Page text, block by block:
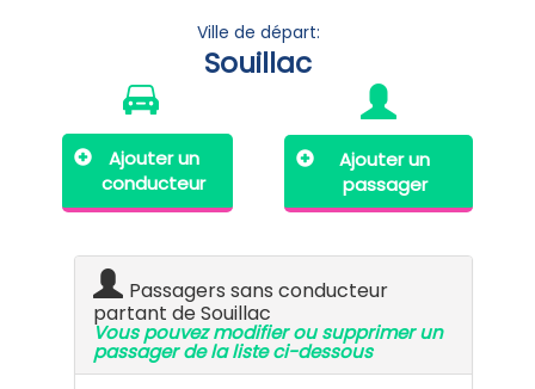
Ville de départ:
Souillac
Ajouter un
conducteur
Ajouter un
passager
Passagers sans conducteur
partant de Souillac
Vous pouvez modifier ou supprimer un
passager de la liste ci-dessous